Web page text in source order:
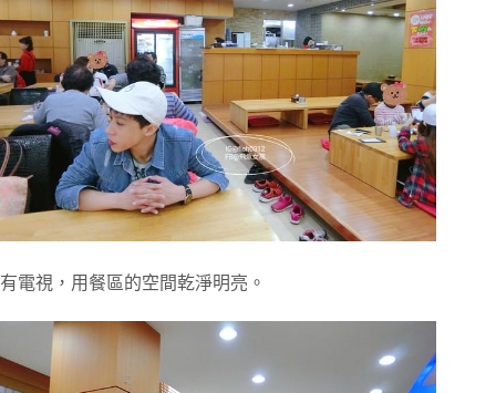
有電視，用餐區的空間乾淨明亮。